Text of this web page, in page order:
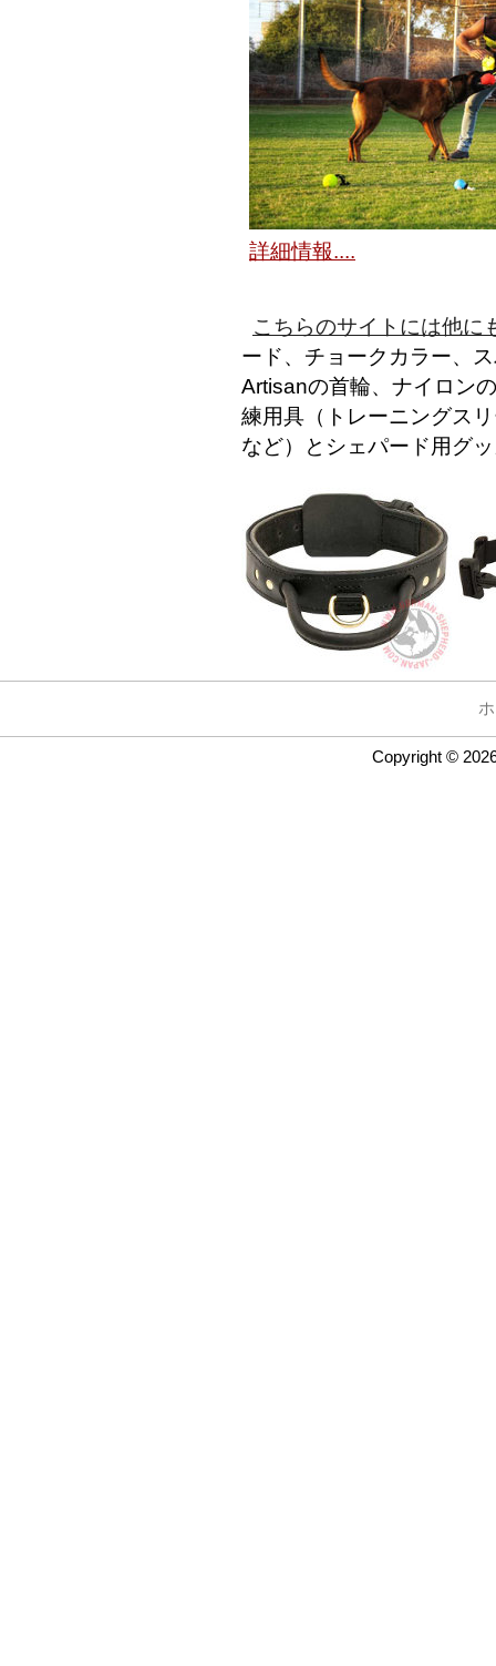
詳細情報....
こちらのサイトには他に
ード、チョークカラー、
Artisanの首輪、ナイロン
練用具（トレーニングス
など）とシェパード用グ
Copyright ©